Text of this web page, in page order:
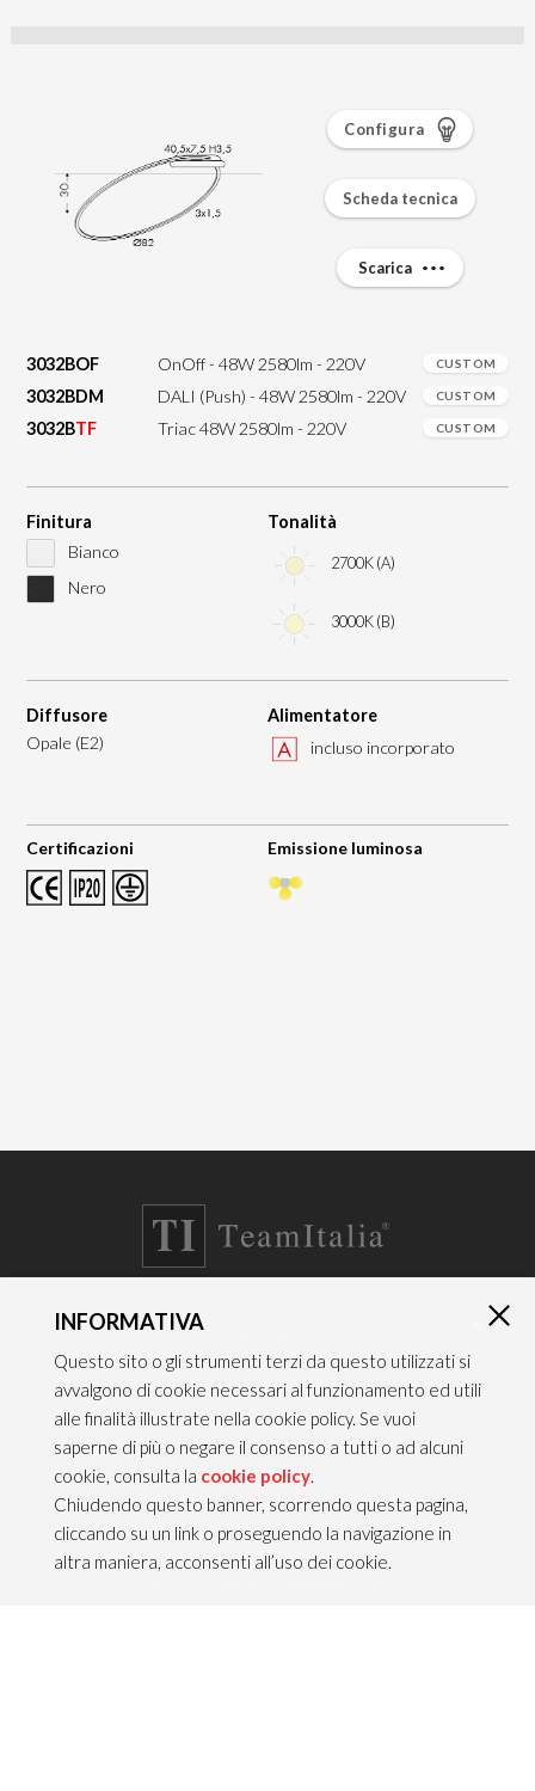
3032BOF OnOff - 48W 2580lm - 220V CUSTOM
3032BDM DALI (Push) - 48W 2580lm - 220V CUSTOM
3032BTF Triac 48W 2580lm - 220V CUSTOM
Finitura
Bianco
Nero
Tonalità
2700K (A)
3000K (B)
Diffusore
Opale (E2)
Alimentatore
incluso incorporato
Certificazioni Emissione luminosa
Configura
Scheda tecnica
Scarica
TEAM ITALIA S.R.L.
Via dell’Artigianato 21
Caselle di Sommacampagna
37066 VERONA — ITALY
Tel 045/8581640
Fax 045/8581650
info@teamitaliailluminazione.it
INFORMATIVA
Questo sito o gli strumenti terzi da questo utilizzati si
avvalgono di cookie necessari al funzionamento ed utili
alle finalità illustrate nella cookie policy. Se vuoi
saperne di più o negare il consenso a tutti o ad alcuni
cookie, consulta la cookie policy.
Chiudendo questo banner, scorrendo questa pagina,
cliccando su un link o proseguendo la navigazione in
altra maniera, acconsenti all’uso dei cookie.